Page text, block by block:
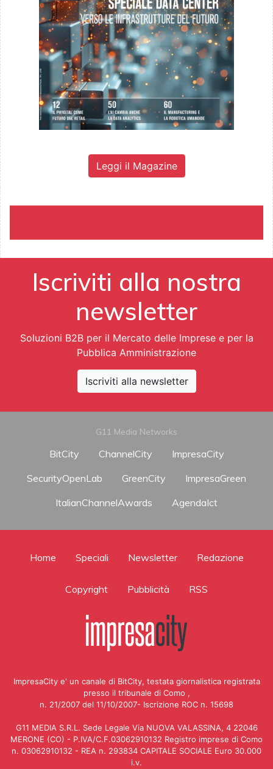
Leggi il Magazine
Iscriviti alla nostra
newsletter
Soluzioni B2B per il Mercato delle Imprese e per la
Pubblica Amministrazione
Iscriviti alla newsletter
G11 Media Networks
BitCity ChannelCity
ImpresaCity
SecurityOpenLab
GreenCity
ImpresaGreen
ItalianChannelAwards
AgendaIct
Home Speciali Newsletter Redazione
Copyright Pubblicità RSS
ImpresaCity e' un canale di BitCity, testata giornalistica registrata
presso il tribunale di Como ,
n. 21/2007 del 11/10/2007- Iscrizione ROC n. 15698
G11 MEDIA S.R.L. Sede Legale Via NUOVA VALASSINA, 4 22046
MERONE (CO) - P.IVA/C.F.03062910132 Registro imprese di Como
n. 03062910132 - REA n. 293834 CAPITALE SOCIALE Euro 30.000
i.v.